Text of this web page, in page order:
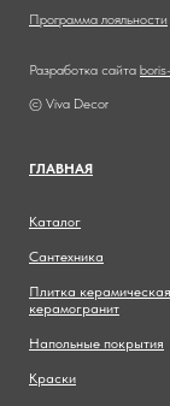
Программа лояльности
Разработка сайта
© Viva Decor
ГЛАВНАЯ
Каталог
Сантехника
Плитка
керамогранит
Напольные покрытия
Краски